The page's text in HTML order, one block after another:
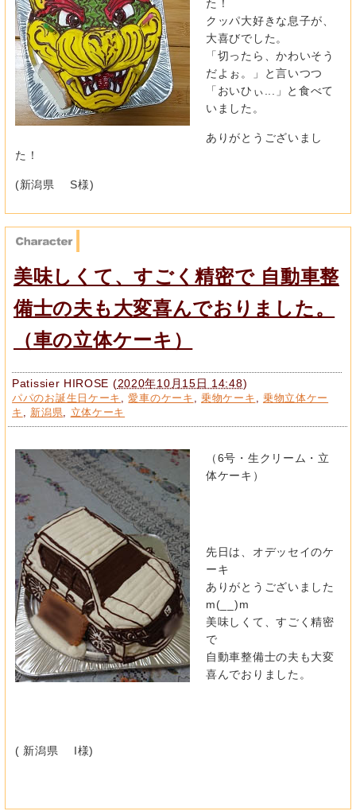
た！
クッパ大好きな息子が、
大喜びでした。
「切ったら、かわいそう
だよぉ。」と言いつつ
「おいひぃ...」と食べて
いました。
ありがとうございまし
た！
(新潟県 S様)
美味しくて、すごく精密で 自動車整
備士の夫も大変喜んでおりました。
（車の立体ケーキ）
Patissier HIROSE (2020年10月15日 14:48)
パパのお誕生日ケーキ ,愛車のケーキ ,乗物ケーキ
乗物立体ケー
キ
新潟県 立体ケーキ
（6号・生クリーム・立
体ケーキ）
先日は、オデッセイのケ
ーキ
ありがとうございました
m(__)m
美味しくて、すごく精密
で
自動車整備士の夫も大変
喜んでおりました。
( 新潟県 I様)